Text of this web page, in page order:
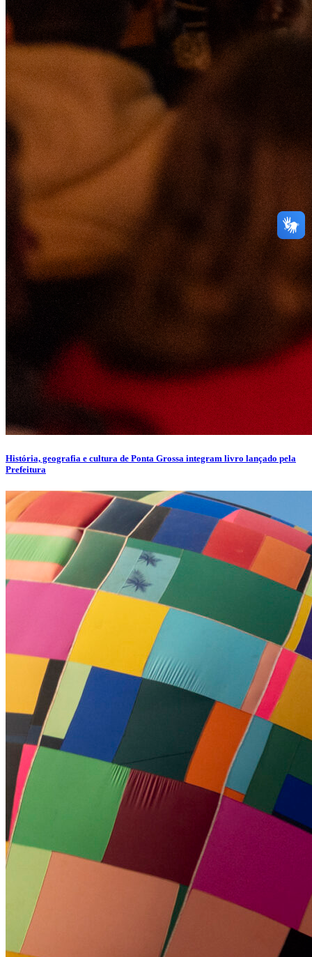
História, geografia e cultura de Ponta Grossa integram livro lançado pela
Prefeitura